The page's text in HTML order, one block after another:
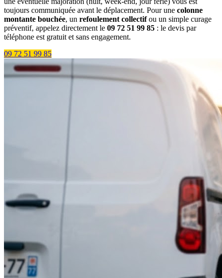
toujours communiquée avant le déplacement. Pour une colonne
montante bouchée, un refoulement collectifou un simple curage
préventif, appelez directement le 09 72 51 99 85 : le devis par
téléphone est gratuit et sans engagement.
09 72 51 99 85